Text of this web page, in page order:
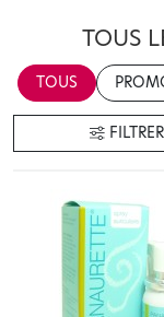
TOUS
TOUS
FILTRER